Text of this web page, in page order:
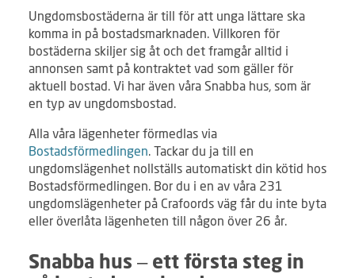
Ungdomsbostäderna är till för att unga lättare ska
komma in på bostadsmarknaden. Villkoren för
bostäderna skiljer sig åt och det framgår alltid i
annonsen samt på kontraktet vad som gäller för
aktuell bostad. Vi har även våra Snabba hus, som är
en typ av ungdomsbostad.
Alla våra lägenheter förmedlas via
Bostadsförmedlingen. Tackar du ja till en
ungdomslägenhet nollställs automatiskt din kötid hos
Bostadsförmedlingen. Bor du i en av våra 231
ungdomslägenheter på Crafoords väg får du inte byta
eller överlåta lägenheten till någon över 26 år.
Snabba hus – ett första steg in